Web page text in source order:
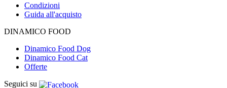
Condizioni
Guida all'acquisto
DINAMICO FOOD
Dinamico Food Dog
Dinamico Food Cat
Offerte
Seguici su